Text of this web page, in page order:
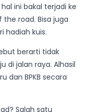
ini bakal terjadi ke
road. Bisa juga
hadiah kuis.
berarti tidak
di jalan raya. Alhasil
dan BPKB secara
Salah satu